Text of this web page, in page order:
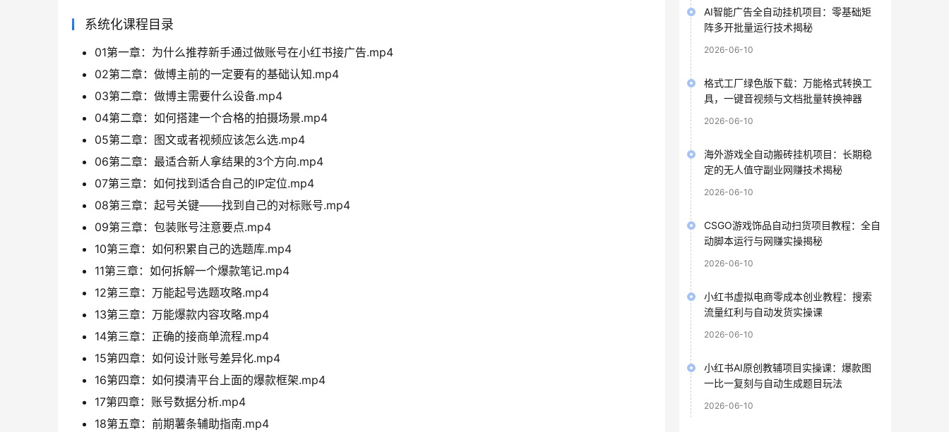
系统化课程目录
01第一章：为什么推荐新手通过做账号在小红书接广告.mp4
02第二章：做博主前的一定要有的基础认知.mp4
03第二章：做博主需要什么设备.mp4
04第二章：如何搭建一个合格的拍摄场景.mp4
05第二章：图文或者视频应该怎么选.mp4
06第二章：最适合新人拿结果的3个方向.mp4
07第三章：如何找到适合自己的IP定位.mp4
08第三章：起号关键——找到自己的对标账号.mp4
09第三章：包装账号注意要点.mp4
10第三章：如何积累自己的选题库.mp4
11第三章：如何拆解一个爆款笔记.mp4
12第三章：万能起号选题攻略.mp4
13第三章：万能爆款内容攻略.mp4
14第三章：正确的接商单流程.mp4
15第四章：如何设计账号差异化.mp4
16第四章：如何摸清平台上面的爆款框架.mp4
17第四章：账号数据分析.mp4
18第五章：前期薯条辅助指南.mp4
AI智能广告全自动挂机项目：零基础矩
阵多开批量运行技术揭秘
2026-06-10
格式工厂绿色版下载：万能格式转换工
具，一键音视频与文档批量转换神器
2026-06-10
海外游戏全自动搬砖挂机项目：长期稳
定的无人值守副业网赚技术揭秘
2026-06-10
CSGO游戏饰品自动扫货项目教程：全自
动脚本运行与网赚实操揭秘
2026-06-10
小红书虚拟电商零成本创业教程：搜索
流量红利与自动发货实操课
2026-06-10
小红书AI原创教辅项目实操课：爆款图
一比一复刻与自动生成题目玩法
2026-06-10